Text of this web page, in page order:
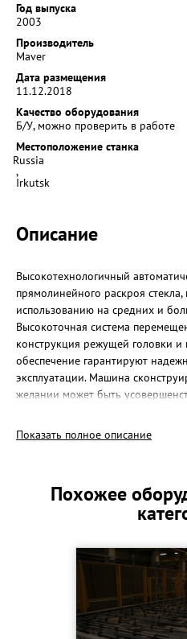
Год выпуска
2003
Производитель
Maver
Дата размещения
11.12.2018
Качество оборудования
Б/У, можно проверить в работе
Местоположение станка
Russia
,
Irkutsk
Описание
Высокотехнологичный
прямолинейного раскроя
использованию на средних и
Высокоточная система
конструкция режущей головки
обеспечение гарантируют
эксплуатации. Машина
желании может быть
- гидравлический наклон стола
- автоматическая регулировка
- выдвижные упоры для
- рейки для разлома стекла
- контрольная панель
- подключение к компьютеру на
- программа оптимизации резки
- введение в память до 250
- использование монитора и
Показать полное описание
Похожее